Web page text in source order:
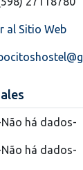
al Sitio Web
há dados-
há dados-